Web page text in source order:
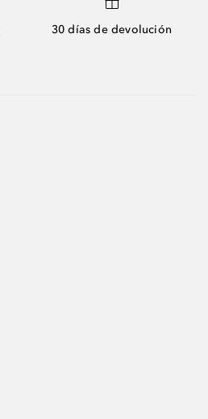
30 días de devolución